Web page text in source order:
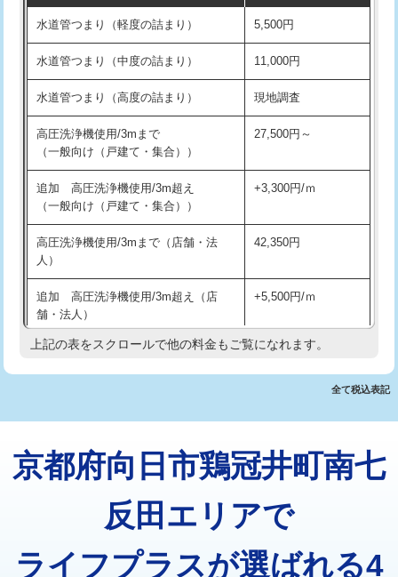
洗面台設置 38,500円
化粧台設置 22,000円
追加人工 16,500円
廃棄・処分 現場見積
※給水管工事は20mmまでの価格です。
交換・取付(排水栓・排水トラップ
22,000円+材料費
持込商品取付（混合水栓）
持込商品取付（浄水器・分岐水栓） 16,500円
業）
排水管工事（追加 排水管工事/3ｍ超
え）
マス交換（土の掘削・埋め戻し作業） 11,000円~
マス交換（深さ50㎝以上） 66,000円
コンクリート斫り（厚さ10㎝超え） 38,500円
モルタル補修（厚さ10㎝まで） 27,500円
水道管つまり（軽度の詰まり） 5,500円
水道管つまり（中度の詰まり） 11,000円
水道管つまり（高度の詰まり） 現地調査
高圧洗浄機使用/3mまで
（一般向け（戸建て・集合））
27,500円～
追加 高圧洗浄機使用/3m超え
（一般向け（戸建て・集合））
+3,300円/ｍ
高圧洗浄機使用/3mまで（店舗・法
人）
42,350円
追加 高圧洗浄機使用/3m超え（店
舗・法人）
+5,500円/ｍ
高度高圧洗浄換 現地調査
トーラー機使用/3mまで 33,000円
追加トーラー機使用/3m超え +3,300円
8,800円
止水・漏水調査・防水処理・清掃・修
11,000円
上記の表をスクロールで他の料金もご覧になれます。
全て税込表記
京都府向日市鶏冠井町南七
反田エリアで
ライフプラスが選ばれる4